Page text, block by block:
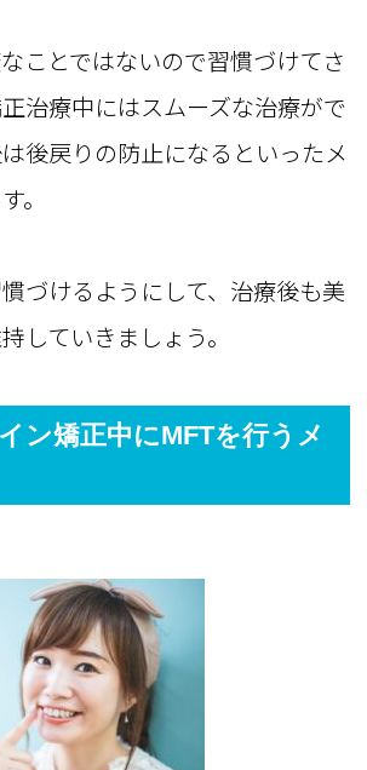
ことではないので習慣づけてさ
治療中にはスムーズな治療がで
後戻りの防止になるといったメ
。
づけるようにして、治療後も美
していきましょう。
ン矯正中にMFTを行うメ